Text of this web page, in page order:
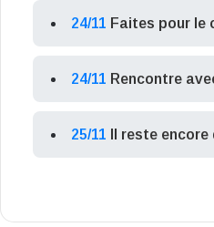
24/11 Faites pour le
24/11 Rencontre
25/11 Il reste encore